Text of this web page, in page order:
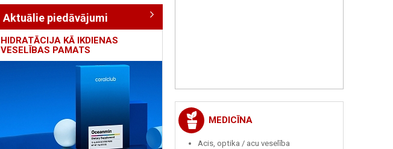
Aktuālie piedāvājumi
HIDRATĀCIJA KĀ IKDIENAS
VESELĪBAS PAMATS
MEDICĪNA
Acis, optika / acu veselība